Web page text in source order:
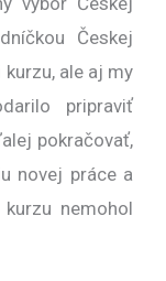
Českej
ale aj my
pripraviť
pokračovať,
novej práce a
nemohol